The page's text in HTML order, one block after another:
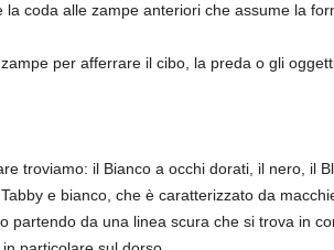
coda alle zampe anteriori che assume la
per afferrare il cibo, la preda o gli
troviamo: il Bianco a occhi dorati, il nero, il
e bianco, che è caratterizzato da
partendo da una linea scura che si trova in